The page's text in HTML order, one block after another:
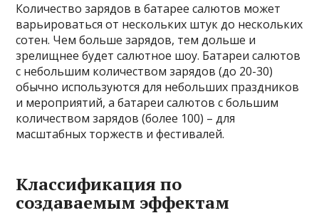
Количество зарядов в батарее салютов может
варьироваться от нескольких штук до нескольких
сотен. Чем больше зарядов, тем дольше и
зрелищнее будет салютное шоу. Батареи салютов
с небольшим количеством зарядов (до 20-30)
обычно используются для небольших праздников
и мероприятий, а батареи салютов с большим
количеством зарядов (более 100) – для
масштабных торжеств и фестивалей.
Классификация по
создаваемым эффектам